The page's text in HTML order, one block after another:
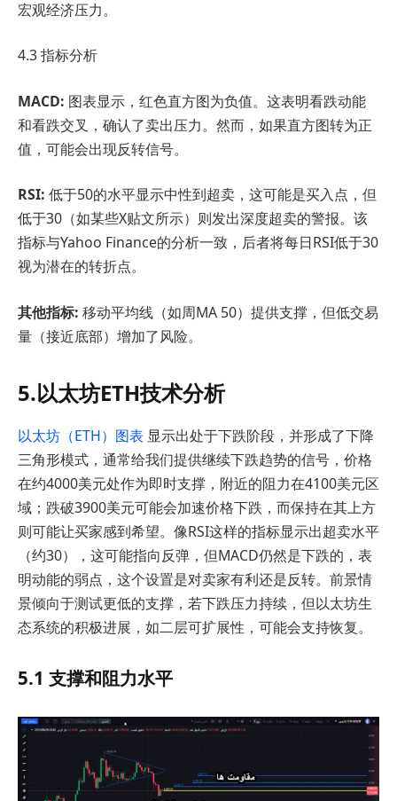
宏观经济压力。
4.3 指标分析
MACD: 图表显示，红色直方图为负值。这表明看跌动能
和看跌交叉，确认了卖出压力。然而，如果直方图转为正
值，可能会出现反转信号。
RSI: 低于50的水平显示中性到超卖，这可能是买入点，但
低于30（如某些X贴文所示）则发出深度超卖的警报。该
指标与Yahoo Finance的分析一致，后者将每日RSI低于30
视为潜在的转折点。
其他指标: 移动平均线（如周MA 50）提供支撑，但低交易
量（接近底部）增加了风险。
5.以太坊ETH技术分析
以太坊（ETH）图表 显示出处于下跌阶段，并形成了下降
三角形模式，通常给我们提供继续下跌趋势的信号，价格
在约4000美元处作为即时支撑，附近的阻力在4100美元区
域；跌破3900美元可能会加速价格下跌，而保持在其上方
则可能让买家感到希望。像RSI这样的指标显示出超卖水平
（约30），这可能指向反弹，但MACD仍然是下跌的，表
明动能的弱点，这个设置是对卖家有利还是反转。前景情
景倾向于测试更低的支撑，若下跌压力持续，但以太坊生
态系统的积极进展，如二层可扩展性，可能会支持恢复。
5.1 支撑和阻力水平